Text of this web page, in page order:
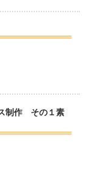
制作 その１素